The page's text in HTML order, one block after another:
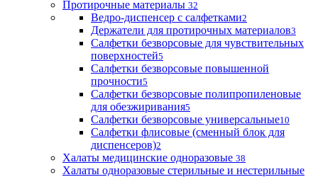
Протирочные материалы 32
Ведро-диспенсер с салфетками2
Держатели для протирочных материалов3
Салфетки безворсовые для чувствительных
поверхностей5
Салфетки безворсовые повышенной
прочности5
Салфетки безворсовые полипропиленовые
для обезжиривания5
Салфетки безворсовые универсальные10
Салфетки флисовые (сменный блок для
диспенсеров)2
Халаты медицинские одноразовые 38
Халаты одноразовые стерильные и нестерильные